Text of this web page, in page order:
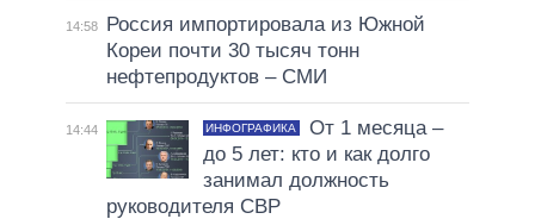
14:58
Россия импортировала из Южной
Кореи почти 30 тысяч тонн
нефтепродуктов – СМИ
14:44 ИНФОГРАФИКА
От 1 месяца –
до 5 лет: кто и как долго
занимал должность
руководителя СВР